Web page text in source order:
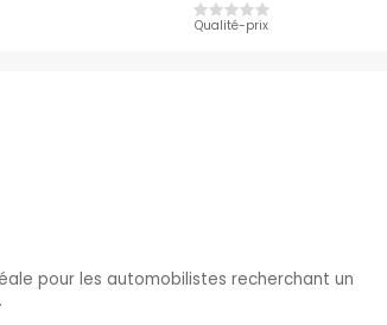
Qualité-prix
pour les automobilistes recherchant un